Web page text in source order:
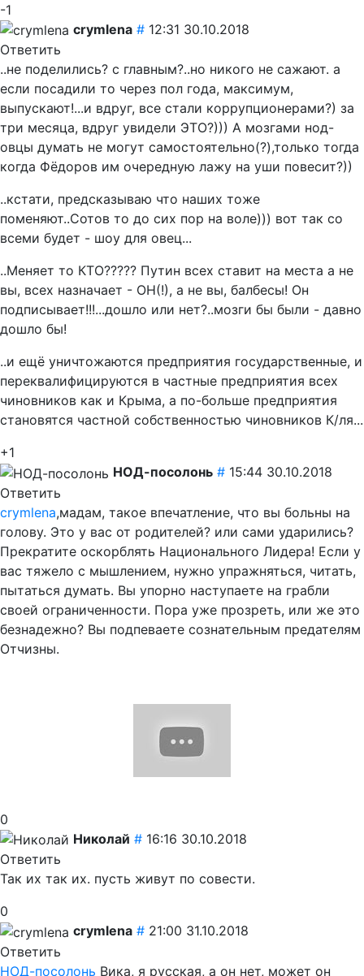
-1
crymlena # 12:31 30.10.2018
Ответить
..не поделились? с главным?..но никого не сажают. а
если посадили то через пол года, максимум,
выпускают!...и вдруг, все стали коррупционерами?) за
три месяца, вдруг увидели ЭТО?))) А мозгами нод-
овцы думать не могут самостоятельно(?),только тогда
когда Фёдоров им очередную лажу на уши повесит?))
..кстати, предсказываю что наших тоже
поменяют..Сотов то до сих пор на воле))) вот так со
всеми будет - шоу для овец...
..Меняет то КТО????? Путин всех ставит на места а не
вы, всех назначает - ОН(!), а не вы, балбесы! Он
подписывает!!!...дошло или нет?..мозги бы были - давно
дошло бы!
..и ещё уничтожаются предприятия государственные, и
переквалифицируются в частные предприятия всех
чиновников как и Крыма, а по-больше предприятия
становятся частной собственностью чиновников К/ля...
+1
НОД-посолонь # 15:44 30.10.2018
Ответить
crymlena,мадам, такое впечатление, что вы больны на
голову. Это у вас от родителей? или сами ударились?
Прекратите оскорблять Национального Лидера! Если у
вас тяжело с мышлением, нужно упражняться, читать,
пытаться думать. Вы упорно наступаете на грабли
своей ограниченности. Пора уже прозреть, или же это
безнадежно? Вы подпеваете сознательным предателям
Отчизны.
0
Николай # 16:16 30.10.2018
Ответить
Так их так их. пусть живут по совести.
0
crymlena # 21:00 31.10.2018
Ответить
НОД-посолонь Вика, я русская, а он нет, может он